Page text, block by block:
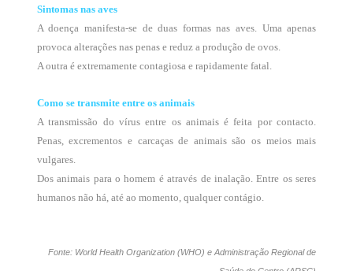
Sintomas nas aves
A doença manifesta-se de duas formas nas aves. Uma apenas
provoca alterações nas penas e reduz a produção de ovos.
A outra é extremamente contagiosa e rapidamente fatal.
Como se transmite entre os animais
A transmissão do vírus entre os animais é feita por contacto.
Penas, excrementos e carcaças de animais são os meios mais
vulgares.
Dos animais para o homem é através de inalação. Entre os seres
humanos não há, até ao momento, qualquer contágio.
Fonte: World Health Organization (WHO) e Administração Regional de